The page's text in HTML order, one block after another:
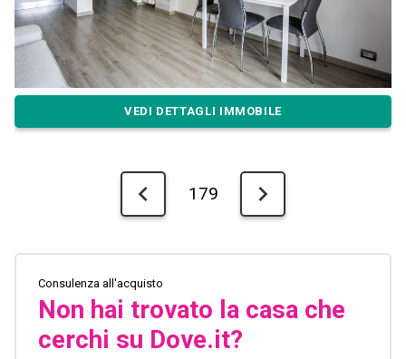
VEDI DETTAGLI IMMOBILE
179
Consulenza all'acquisto
Non hai trovato la casa che
cerchi su Dove.it?